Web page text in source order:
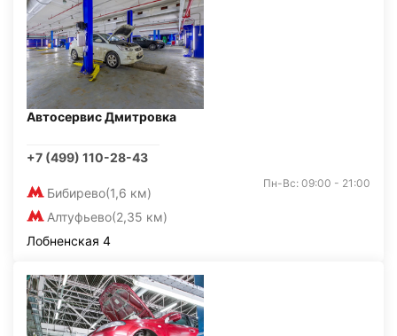
Автосервис Дмитровка
+7 (499) 110-28-43
Бибирево(1,6 км)
Алтуфьево(2,35 км)
Пн-Вс: 09:00 - 21:00
Лобненская 4